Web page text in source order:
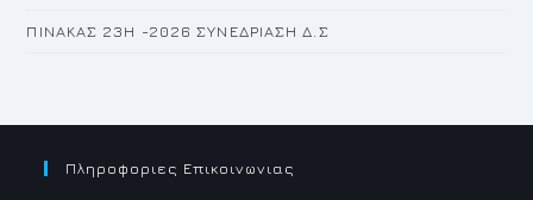
ΠΙΝΑΚΑΣ 23H -2026 ΣΥΝΕΔΡΙΑΣΗ Δ.Σ
Πληροφοριες Επικοινωνιας